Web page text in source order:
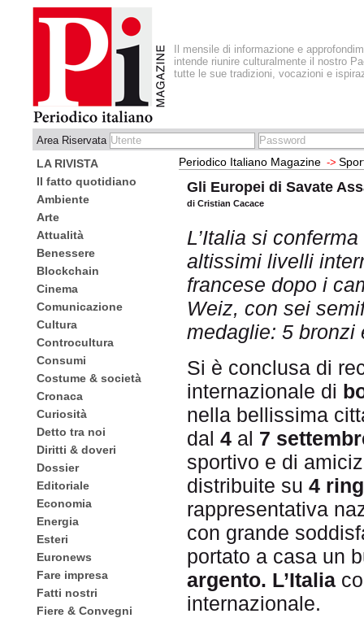
Il mensile di informazione e
intende riunire culturalmente il nostro
tutte le sue tradizioni, vocazioni e
Area Riservata
LA RIVISTA
Il fatto quotidiano
Ambiente
Arte
Attualità
Benessere
Blockchain
Cinema
Comunicazione
Cultura
Controcultura
Consumi
Costume & società
Cronaca
Curiosità
Detto tra noi
Diritti & doveri
Dossier
Editoriale
Economia
Energia
Esteri
Euronews
Fare impresa
Fatti nostri
Fiere & Convegni
Periodico Italiano Magazine ->
Gli Europei di Savate
di Cristian Cacace
L’Italia si conferma
altissimi livelli
francese dopo i
Weiz, con sei
medaglie: 5 bronzi
Si è conclusa di
internazionale di
nella bellissima
dal 4 al 7
sportivo e di
distribuite su 4
rappresentativa
con grande
portato a casa un
argento. L’Italia
internazionale.